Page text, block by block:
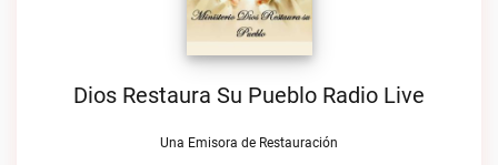
Dios Restaura Su Pueblo Radio Live
Una Emisora de Restauración